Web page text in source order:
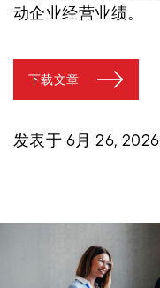
动企业经营业绩。
下载文章
发表于 6月 26, 2026